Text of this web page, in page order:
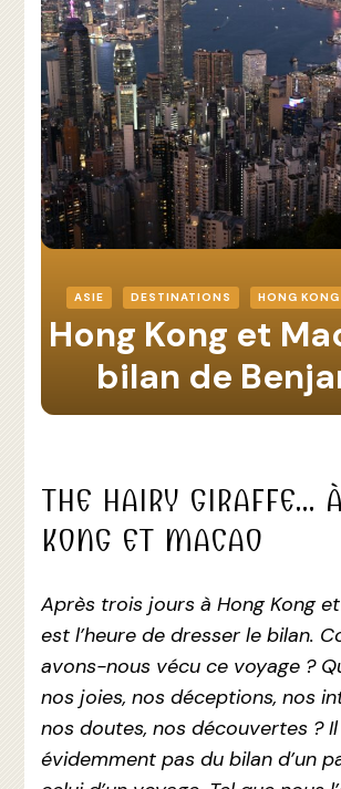
ASIE DESTINATIONS HONG KONG
Hong Kong et
bilan de
THE HAIRY GIRAFFE…
KONG ET MACAO
Après trois jours à Hong Kong
est l’heure de dresser le bilan.
avons-nous vécu ce voyage ?
nos joies, nos déceptions, nos
nos doutes, nos découvertes ? Il
évidemment pas du bilan d’un